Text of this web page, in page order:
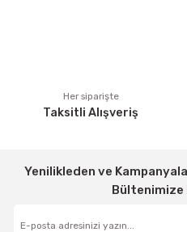
Her siparişte
Taksitli Alışveriş
Yenilikleden ve
Bültenimize